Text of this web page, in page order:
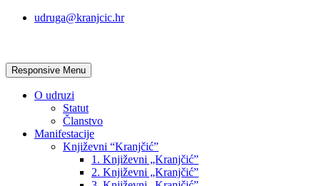
udruga@kranjcic.hr
Responsive Menu
O udruzi
Statut
Članstvo
Manifestacije
Književni “Kranjčić”
1. Književni „Kranjčić”
2. Književni „Kranjčić”